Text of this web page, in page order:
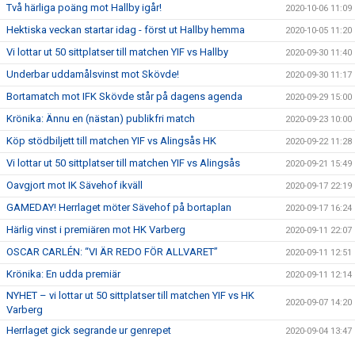
Två härliga poäng mot Hallby igår! 2020-10-06 11:09
Hektiska veckan startar idag - först ut Hallby hemma 2020-10-05 11:20
Vi lottar ut 50 sittplatser till matchen YIF vs Hallby 2020-09-30 11:40
Underbar uddamålsvinst mot Skövde! 2020-09-30 11:17
Bortamatch mot IFK Skövde står på dagens agenda 2020-09-29 15:00
Krönika: Ännu en (nästan) publikfri match 2020-09-23 10:00
Köp stödbiljett till matchen YIF vs Alingsås HK 2020-09-22 11:28
Vi lottar ut 50 sittplatser till matchen YIF vs Alingsås 2020-09-21 15:49
Oavgjort mot IK Sävehof ikväll 2020-09-17 22:19
GAMEDAY! Herrlaget möter Sävehof på bortaplan 2020-09-17 16:24
Härlig vinst i premiären mot HK Varberg 2020-09-11 22:07
OSCAR CARLÉN: “VI ÄR REDO FÖR ALLVARET” 2020-09-11 12:51
Krönika: En udda premiär 2020-09-11 12:14
NYHET – vi lottar ut 50 sittplatser till matchen YIF vs HK
Varberg
2020-09-07 14:20
Herrlaget gick segrande ur genrepet 2020-09-04 13:47